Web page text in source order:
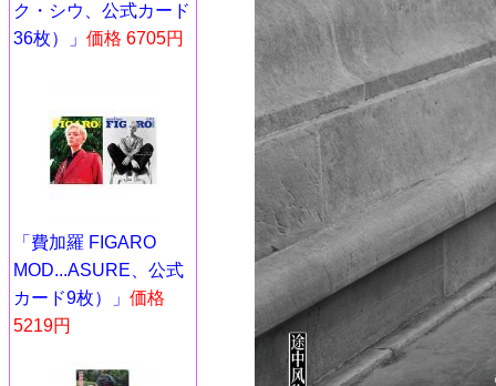
ク・シウ、公式カード
36枚）」 価格 6705円
「費加羅 FIGARO
MOD...ASURE、公式
カード9枚）」 価格
5219円